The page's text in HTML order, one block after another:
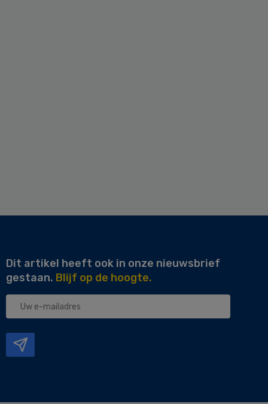
Dit artikel heeft ook in onze nieuwsbrief
gestaan. Blijf op de hoogte.
Uw